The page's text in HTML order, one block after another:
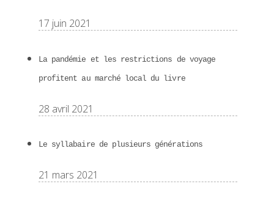
17 juin 2021
La pandémie et les restrictions de voyage
profitent au marché local du livre
28 avril 2021
Le syllabaire de plusieurs générations
21 mars 2021